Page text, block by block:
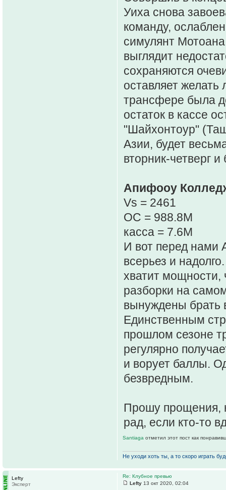
Уиха снова
команду,
симулянт
выглядит
сохраняются
оставляет
трансфере была
остаток в кассе
"Шайхонтоур"
Азии, будет
вторник-четверг
Апифооу
Vs = 2461
OC = 988.8M
касса = 7.6M
И вот перед нами
всерьез и
хватит мощности,
разборки на
вынуждены брать
Единственным
прошлом сезоне
регулярно
и ворует баллы.
безвредным.
Прошу прощения,
рад, если кто-то
Santiaga отметил этот пост как
Не уходи хоть ты, а то скоро играть
Re: Клубное превью
Lefty 13 окт 2020, 02:04
Lefty
Эксперт